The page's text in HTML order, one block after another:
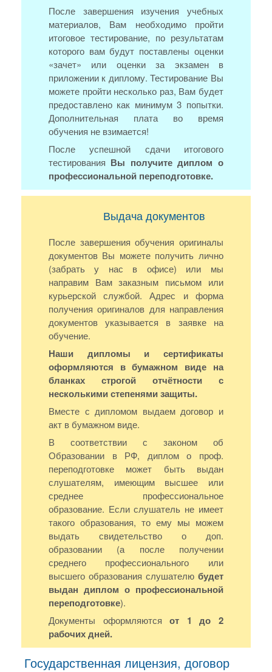
После завершения изучения учебных
материалов, Вам необходимо пройти
итоговое тестирование, по результатам
которого вам будут поставлены оценки
«зачет» или оценки за экзамен в
приложении к диплому. Тестирование Вы
можете пройти несколько раз, Вам будет
предоставлено как минимум 3 попытки.
Дополнительная плата во время
обучения не взимается!
После успешной сдачи итогового
тестирования Вы получите диплом о
профессиональной переподготовке.
Выдача документов
После завершения обучения оригиналы
документов Вы можете получить лично
(забрать у нас в офисе) или мы
направим Вам заказным письмом или
курьерской службой. Адрес и форма
получения оригиналов для направления
документов указывается в заявке на
обучение.
Наши дипломы и сертификаты
оформляются в бумажном виде на
бланках строгой отчётности с
несколькими степенями защиты.
Вместе с дипломом выдаем договор и
акт в бумажном виде.
В соответствии с законом об
Образовании в РФ, диплом о проф.
переподготовке может быть выдан
слушателям, имеющим высшее или
среднее профессиональное
образование. Если слушатель не имеет
такого образования, то ему мы можем
выдать свидетельство о доп.
образовании (а после получении
среднего профессионального или
высшего образования слушателю будет
выдан диплом о профессиональной
переподготовке).
Документы оформляютсяот 1 до 2
рабочих дней.
Государственная лицензия, договор